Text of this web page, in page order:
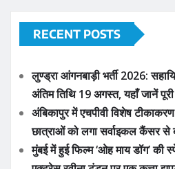
RECENT POSTS
लुण्ड्रा आंगनबाड़ी भर्ती 2026:
अंतिम तिथि 19 अगस्त, यहाँ जानें
अंबिकापुर में एचपीवी विशेष
छात्राओं को लगा सर्वाइकल कैंसर से
मुंबई में हुई फिल्म ‘ओह माय डॉग’ की